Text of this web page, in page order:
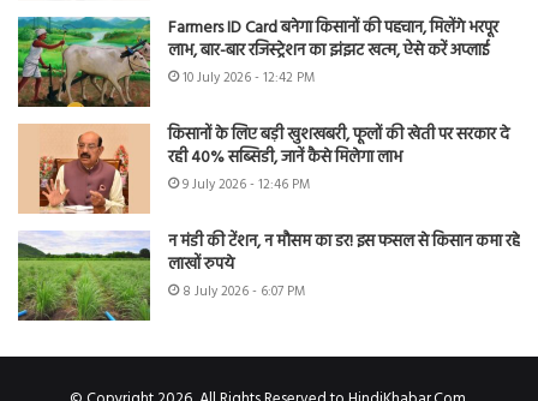
Farmers ID Card बनेगा किसानों की पहचान, मिलेंगे भरपूर
लाभ, बार-बार रजिस्ट्रेशन का झंझट खत्म, ऐसे करें अप्लाई
10 July 2026 - 12:42 PM
किसानों के लिए बड़ी खुशखबरी, फूलों की खेती पर सरकार दे
रही 40% सब्सिडी, जानें कैसे मिलेगा लाभ
9 July 2026 - 12:46 PM
न मंडी की टेंशन, न मौसम का डर! इस फसल से किसान कमा रहे
लाखों रुपये
8 July 2026 - 6:07 PM